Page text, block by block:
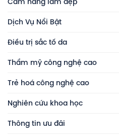
Dịch Vụ Nổi Bật
Điều trị sắc tố da
Thẩm mỹ công nghệ cao
Trẻ hoá công nghệ cao
Nghiên cứu khoa học
Thông tin ưu đãi